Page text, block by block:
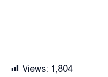
Views: 1,804